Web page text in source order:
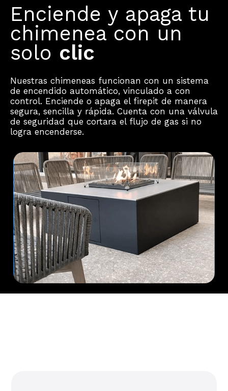
Enciende y apaga tu
chimenea con un
solo clic
Nuestras chimeneas funcionan con un sistema
de encendido automático, vinculado a con
control. Enciende o apaga el firepit de manera
segura, sencilla y rápida. Cuenta con una válvula
de seguridad que cortara el flujo de gas si no
logra encenderse.